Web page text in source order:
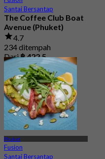
Santai Bersantap
The Coffee Club Boat
Avenue (Phuket)
4.7
234 ditempah
Dari฿ 422.5
Phuket
Fusion
Santai Bersantap